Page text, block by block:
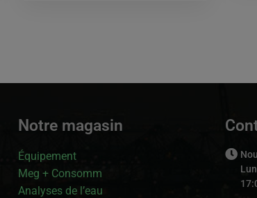
Notre magasin
Équipement
Meg + Consomm
Analyses de l’eau